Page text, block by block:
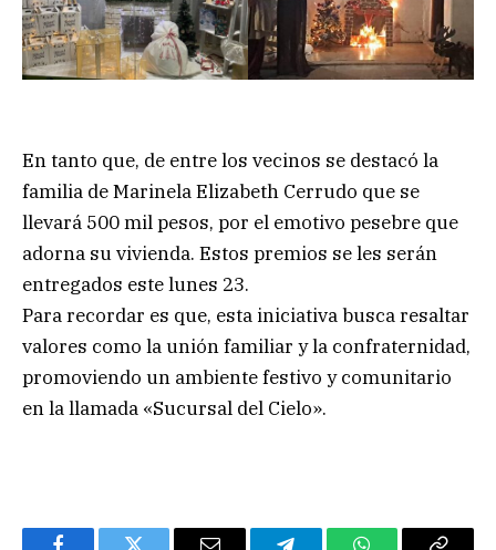
En tanto que, de entre los vecinos se destacó la
familia de Marinela Elizabeth Cerrudo que se
llevará 500 mil pesos, por el emotivo pesebre que
adorna su vivienda. Estos premios se les serán
entregados este lunes 23.
Para recordar es que, esta iniciativa busca resaltar
valores como la unión familiar y la confraternidad,
promoviendo un ambiente festivo y comunitario
en la llamada «Sucursal del Cielo».